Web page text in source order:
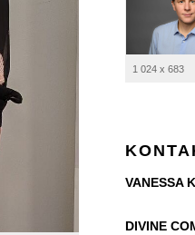
1 024 x 683
VANESSA
DIVINE